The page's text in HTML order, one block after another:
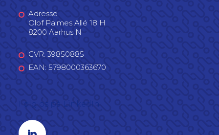
Adresse
Olof Palmes Allé 18 H
8200 Aarhus N
CVR: 39850885
EAN: 5798000363670
Linkedin profil